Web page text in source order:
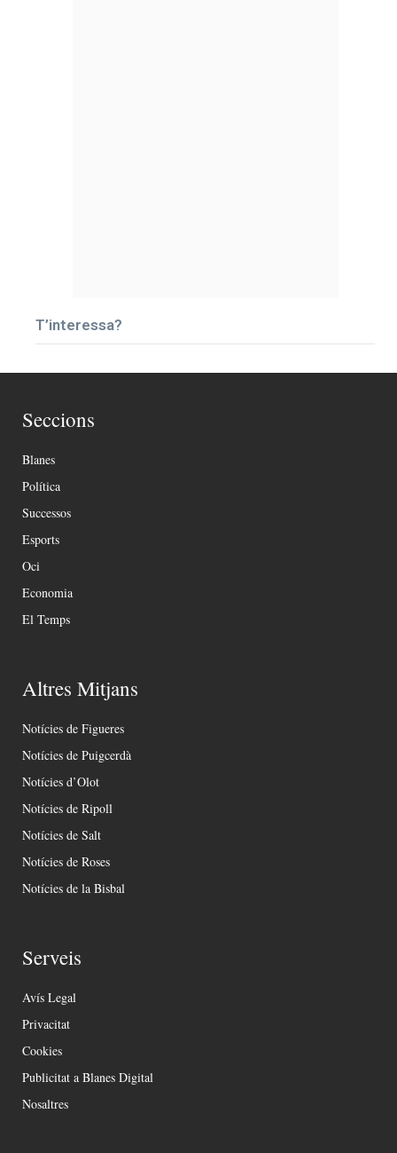
T’interessa?
Seccions
Blanes
Política
Successos
Esports
Oci
Economia
El Temps
Altres Mitjans
Notícies de Figueres
Notícies de Puigcerdà
Notícies d’Olot
Notícies de Ripoll
Notícies de Salt
Notícies de Roses
Notícies de la Bisbal
Serveis
Avís Legal
Privacitat
Cookies
Publicitat a Blanes Digital
Nosaltres